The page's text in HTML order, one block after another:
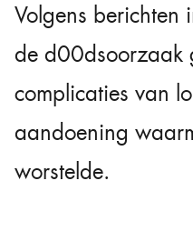
Volgens berichten
de d00dsoorzaak
complicaties van
aandoening
worstelde.